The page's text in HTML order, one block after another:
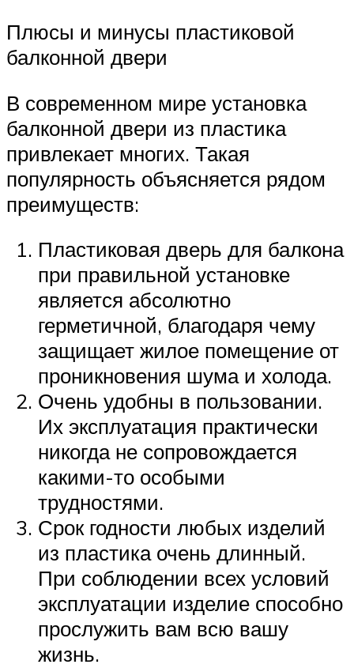
Плюсы и минусы пластиковой
балконной двери
В современном мире установка
балконной двери из пластика
привлекает многих. Такая
популярность объясняется рядом
преимуществ:
Пластиковая дверь для балкона
при правильной установке
является абсолютно
герметичной, благодаря чему
защищает жилое помещение от
проникновения шума и холода.
Очень удобны в пользовании.
Их эксплуатация практически
никогда не сопровождается
какими-то особыми
трудностями.
Срок годности любых изделий
из пластика очень длинный.
При соблюдении всех условий
эксплуатации изделие способно
прослужить вам всю вашу
жизнь.